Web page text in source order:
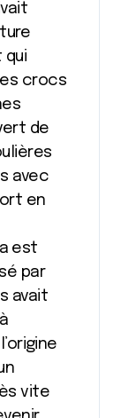
qui
crocs
de
avec
en
est
par
avait
vite